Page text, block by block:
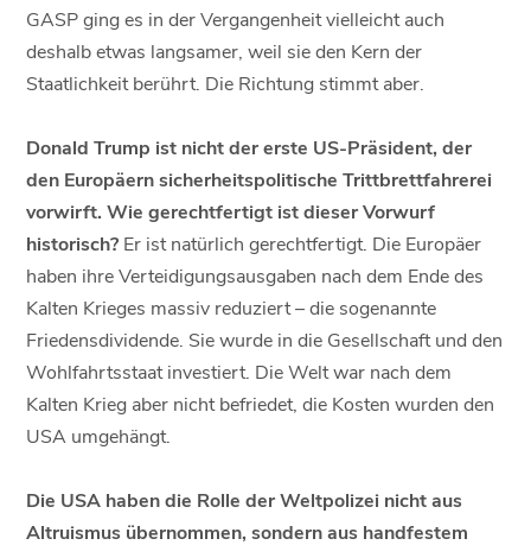
GASP ging es in der Vergangenheit vielleicht auch
deshalb etwas langsamer, weil sie den Kern der
Staatlichkeit berührt. Die Richtung stimmt aber.
Donald Trump ist nicht der erste US-Präsident, der
den Europäern sicherheitspolitische Trittbrettfahrerei
vorwirft. Wie gerechtfertigt ist dieser Vorwurf
historisch? Er ist natürlich gerechtfertigt. Die Europäer
haben ihre Verteidigungsausgaben nach dem Ende des
Kalten Krieges massiv reduziert – die sogenannte
Friedensdividende. Sie wurde in die Gesellschaft und den
Wohlfahrtsstaat investiert. Die Welt war nach dem
Kalten Krieg aber nicht befriedet, die Kosten wurden den
USA umgehängt.
Die USA haben die Rolle der Weltpolizei nicht aus
Altruismus übernommen, sondern aus handfestem